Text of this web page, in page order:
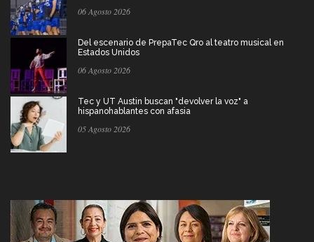
06 Agosto 2026
Del escenario de PrepaTec Qro al teatro musical en
Estados Unidos
06 Agosto 2026
Tec y UT Austin buscan "devolver la voz" a
hispanohablantes con afasia
05 Agosto 2026